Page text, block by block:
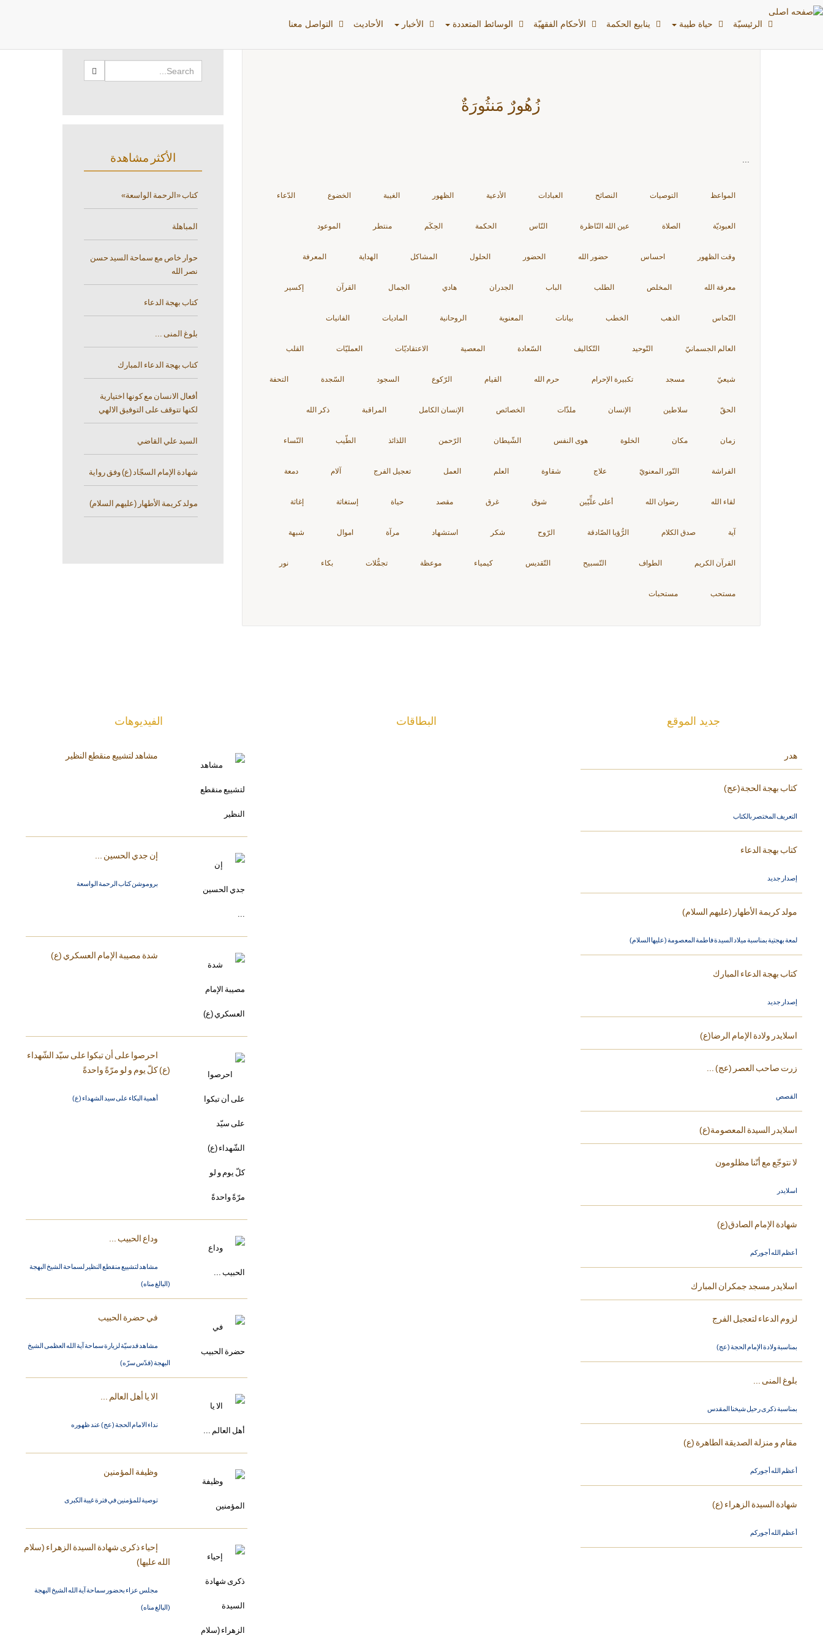
الرئیسیّة حياة طيبة ينابيع الحكمة الأحکام الفقهیّة الوسائط المتعددة الأخبار الأحادیث التواصل معنا بطاقات: التّوحيد
زُهُورٌ مَنثُورَةٌ
المواعظ التوصيات النصائح العبادات الأدعية الظهور الغيبة الخضوع الدّعاء
العبوديّة الصلاة عين الله النّاظرة النّاس الحكمة الحِكَم منتطر الموعود
وقت الظهور احساس حضور الله الحضور الحلول المشاكل الهداية المعرفة
معرفة الله المخلص الطلب الباب الجدران هادي الجمال القرآن إكسير
النّحاس الذهب الخطب بيانات المعنوية الروحانية الماديات الفانيات
العالم الجسمانيّ التّوحيد التّكاليف السّعادة المعصية الاعتقاديّات العمليّات القلب
شيعيّ مسجد تكبيرة الإحرام حرم الله القيام الرّكوع السجود السّجدة التحفة
الحقّ سلاطين الإنسان ملذّات الخصائص الإنسان الكامل المراقبة ذكر الله
زمان مكان الخلوة هوى النفس الشّيطان الرّحمن اللذائذ الطّيب النّساء
الفراشة النّور المعنويّ علاج شقاوة العلم العمل تعجيل الفرج آلام دمعة
لقاء الله رضوان الله أعلى علِّيّين شوق غرق مقصد حياة إستغاثة إغاثة
آية صدق الكلام الرُّؤيا الصّادقة الرّوح شكر استشهاد مرآة اموال شبهة
القرآن الكريم الطواف التّسبيح التّقديس كيمياء موعظة تجمُّلات بكاء نور
مستحب مستحبات
الأكثر مشاهدة
كتاب «الرحمة الواسعة»
المباهلة
حوار خاص مع سماحة السيد حسن
نصر الله
كتاب بهجة الدعاء
بلوغ المنى ...
كتاب بهجة الدعاء المبارك
أفعال الانسان مع كونها اختيارية
لكنها تتوقف على التوفيق الالهي
السيد علي القاضي
شهادة الإمام السجّاد (ع) وفق رواية
مولد كريمة الأطهار (عليهم السلام)
الفیدیوهات
مشاهد لتشييع منقطع النظير
إن جدي الحسين ...
بروموشن كتاب الرحمة الواسعة
شدة مصيبة الإمام العسكري (ع)
احرصوا على أن تبكوا على سيّد الشّهداء
(ع) كلّ يوم و لو مرّةً واحدةً
أهمية البكاء على سيد الشهداء (ع)
وداع الحبيب ...
مشاهد لتشييع منقطع النظير لسماحة الشيخ البهجة
(البالغ مناه)
في حضرة الحبيب
مشاهد قدسيّة لزيارة سماحة آية الله العظمى الشيخ
البهجة (قدّس سرّه)
الا يا أهل العالم ...
نداء الامام الحجة (عج) عند ظهوره
وظيفة المؤمنين
توصية للمؤمنين في فترة غيبة الكبرى
إحياء ذكرى شهادة السيدة الزهراء (سلام
الله عليها)
مجلس عزاء بحضور سماحة آية الله الشيخ البهجة
(البالغ مناه)
البطاقات جديد الموقع
هدر
كتاب بهجة الحجة(عج)
التعريف المختصر بالكتاب
كتاب بهجة الدعاء
إصدار جديد
مولد كريمة الأطهار (عليهم السلام)
لمعة بهجتية بمناسبة ميلاد السيدة فاطمة المعصومة (عليها السلام)
كتاب بهجة الدعاء المبارك
إصدار جديد
اسلايدر ولادة الإمام الرضا(ع)
زرت صاحب العصر (عج) ...
القصص
اسلايدر السيدة المعصومة(ع)
لا نتوجّع مع أنّنا مظلومون
اسلايدر
شهادة الإمام الصادق(ع)
أعظم الله أجوركم
اسلايدر مسجد جمكران المبارك
لزوم الدعاء لتعجيل الفرج
بمناسبة ولادة الإمام الحجة (عج)
بلوغ المنى ...
بمناسبة ذكرى رحيل شيخنا المقدس
مقام و منزلة الصديقة الطاهرة (ع)
أعظم الله أجوركم
شهادة السيدة الزهراء (ع)
أعظم الله أجوركم